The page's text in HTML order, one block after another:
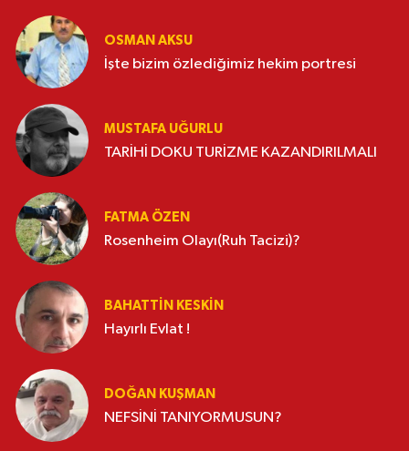
OSMAN AKSU
İşte bizim özlediğimiz hekim portresi
MUSTAFA UĞURLU
TARİHİ DOKU TURİZME KAZANDIRILMALI
FATMA ÖZEN
Rosenheim Olayı(Ruh Tacizi)?
BAHATTIN KESKİN
Hayırlı Evlat !
DOĞAN KUŞMAN
NEFSİNİ TANIYORMUSUN?